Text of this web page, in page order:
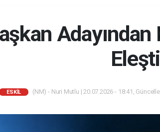
ESKİL (NM) - Nuri Mutlu | 20.07.2026 - 18:41,